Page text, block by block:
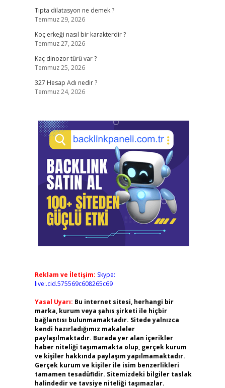
Tıpta dilatasyon ne demek ?
Temmuz 29, 2026
Koç erkeği nasıl bir karakterdir ?
Temmuz 27, 2026
Kaç dinozor türü var ?
Temmuz 25, 2026
327 Hesap Adı nedir ?
Temmuz 24, 2026
Reklam ve İletişim: Skype:
live:.cid.575569c608265c69
Yasal Uyarı: Bu internet sitesi, herhangi bir
marka, kurum veya şahıs şirketi ile hiçbir
bağlantısı bulunmamaktadır. Sitede yalnızca
kendi hazırladığımız makaleler
paylaşılmaktadır. Burada yer alan içerikler
haber niteliği taşımamakta olup, gerçek kurum
ve kişiler hakkında paylaşım yapılmamaktadır.
Gerçek kurum ve kişiler ile isim benzerlikleri
tamamen tesadüfidir. Sitemizdeki bilgiler taslak
halindedir ve tavsiye niteliği taşımazlar.